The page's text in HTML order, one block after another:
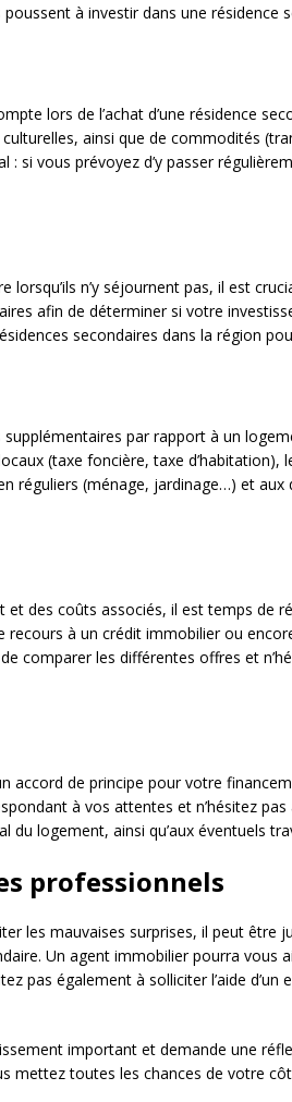
à investir dans une résidence
lors de l’achat d’une résidence
ainsi que de commodités
si vous prévoyez d’y passer
n’y séjournent pas, il est
afin de déterminer si votre
secondaires dans la région
par rapport à un
(taxe foncière, taxe d’habitation),
réguliers (ménage, jardinage…) et
des coûts associés, il est temps de
à un crédit immobilier ou
comparer les différentes offres et
accord de principe pour votre
à vos attentes et n’hésitez
logement, ainsi qu’aux éventuels
professionnels
les mauvaises surprises, il peut être
Un agent immobilier pourra vous
pas également à solliciter l’aide
important et demande une
mettez toutes les chances de votre